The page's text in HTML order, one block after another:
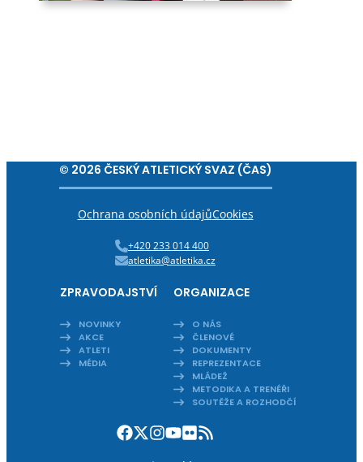
© 2026 ČESKÝ ATLETICKÝ SVAZ (ČAS)
Ochrana osobních údajůCookies
+420 233 014 400
atletika@atletika.cz
ZPRAVODAJSTVÍ
NOVINKY
AKCE
ATLETI
MÉDIA
ORGANIZACE
O NÁS
ČLENOVÉ
DOKUMENTY
REPREZENTACE
MLÁDEŽ
METODIKA A TRENÉŘI
SOUTĚŽE A ROZHODČÍ